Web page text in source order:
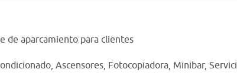
de aparcamiento para clientes
Ascensores, Fotocopiadora, Minibar,